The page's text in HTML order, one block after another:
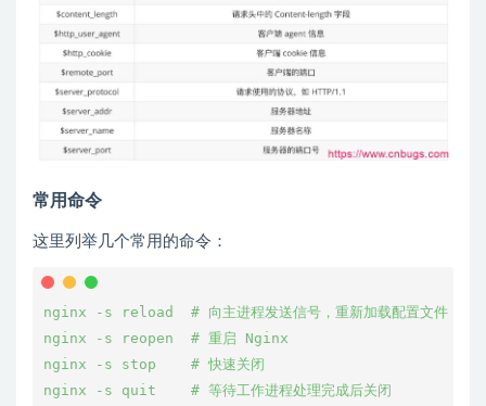
常用命令
这里列举几个常用的命令：
nginx -s reload  # 向主进程发送信号，重新加载配置文件，热
nginx -s reopen  # 重启 Nginx
nginx -s stop    # 快速关闭
nginx -s quit    # 等待工作进程处理完成后关闭